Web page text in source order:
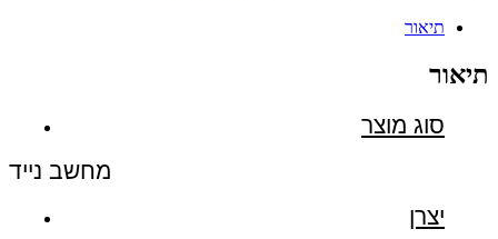
תיאור
תיאור
סוג מוצר
מחשב נייד
יצרן